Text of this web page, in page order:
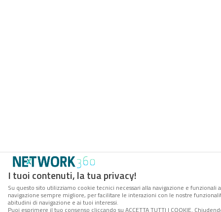
I tuoi contenuti, la tua privacy!
Su questo sito utilizziamo cookie tecnici necessari alla navigazione e
navigazione sempre migliore, per facilitare le interazioni con le nostre
abitudini di navigazione e ai tuoi interessi.
Puoi esprimere il tuo consenso cliccando su ACCETTA TUTTI I COOKIE.